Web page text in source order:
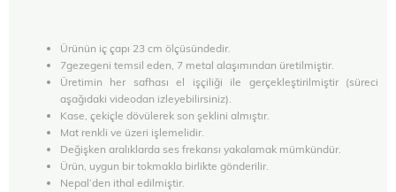
Ürünün iç çapı 23 cm ölçüsündedir.
7gezegeni temsil eden, 7 metal alaşımından üretilmiştir.
Üretimin her safhası el işçiliği ile gerçekleştirilmiştir (süreci
aşağıdaki videodan izleyebilirsiniz).
Kase, çekiçle dövülerek son şeklini almıştır.
Mat renkli ve üzeri işlemelidir.
Değişken aralıklarda ses frekansı yakalamak mümkündür.
Ürün, uygun bir tokmakla birlikte gönderilir.
Nepal’den ithal edilmiştir.